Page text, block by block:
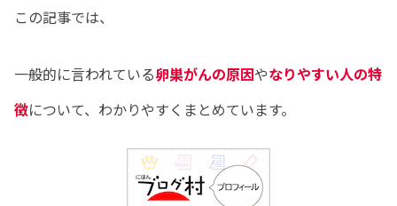
この記事では、
一般的に言われている卵巣がんの原因やなりやすい人の特
徴について、わかりやすくまとめています。